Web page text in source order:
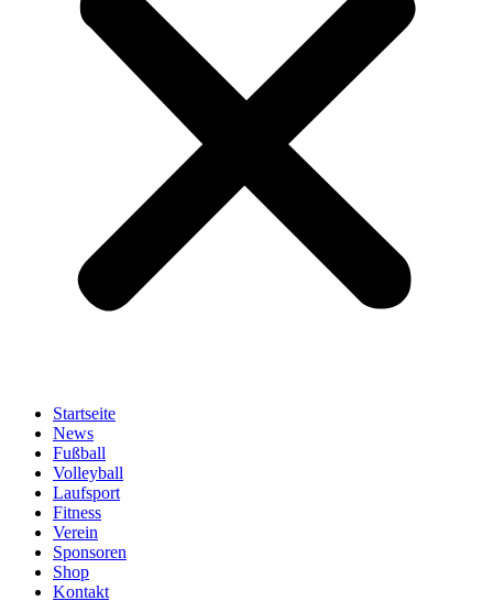
Startseite
News
Fußball
Volleyball
Laufsport
Fitness
Verein
Sponsoren
Shop
Kontakt